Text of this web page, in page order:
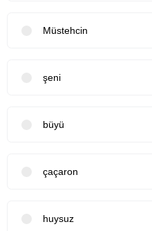
Müstehcin
şeni
büyü
çaçaron
huysuz